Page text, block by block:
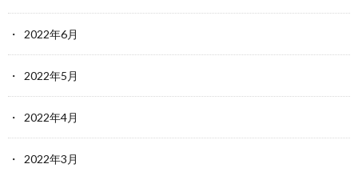
2022年6月
2022年5月
2022年4月
2022年3月